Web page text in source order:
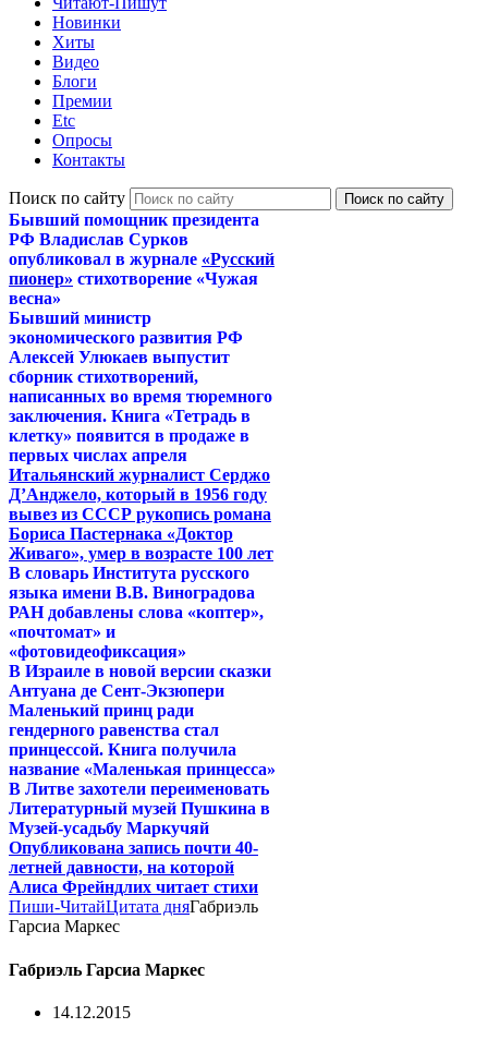
Новинки
Хиты
Видео
Блоги
Премии
Etc
Опросы
Контакты
Поиск по сайту
Бывший помощник президента
РФ Владислав Сурков
опубликовал в журнале «Русский
пионер» стихотворение «Чужая
весна»
Бывший министр
экономического развития РФ
Алексей Улюкаев выпустит
сборник стихотворений,
написанных во время тюремного
заключения. Книга «Тетрадь в
клетку» появится в продаже в
первых числах апреля
Итальянский журналист Серджо
Д’Анджело, который в 1956 году
вывез из СССР рукопись романа
Бориса Пастернака «Доктор
Живаго», умер в возрасте 100 лет
В словарь Института русского
языка имени В.В. Виноградова
РАН добавлены слова «коптер»,
«почтомат» и
«фотовидеофиксация»
В Израиле в новой версии сказки
Антуана де Сент-Экзюпери
Маленький принц ради
гендерного равенства стал
принцессой. Книга получила
название «Маленькая принцесса»
В Литве захотели переименовать
Литературный музей Пушкина в
Музей-усадьбу Маркучяй
Опубликована запись почти 40-
летней давности, на которой
Алиса Фрейндлих читает стихи
Пиши-ЧитайЦитата дняГабриэль
Гарсиа Маркес
Габриэль Гарсиа Маркес
14.12.2015